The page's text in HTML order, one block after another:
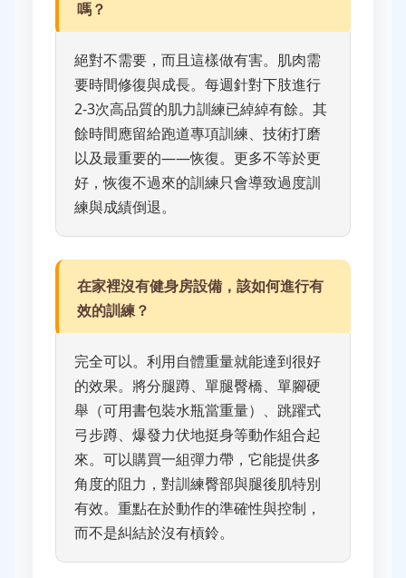
嗎？
絕對不需要，而且這樣做有害。肌肉需
要時間修復與成長。每週針對下肢進行
2-3次高品質的肌力訓練已綽綽有餘。其
餘時間應留給跑道專項訓練、技術打磨
以及最重要的——恢復。更多不等於更
好，恢復不過來的訓練只會導致過度訓
練與成績倒退。
在家裡沒有健身房設備，該如何進行有
效的訓練？
完全可以。利用自體重量就能達到很好
的效果。將分腿蹲、單腿臀橋、單腳硬
舉（可用書包裝水瓶當重量）、跳躍式
弓步蹲、爆發力伏地挺身等動作組合起
來。可以購買一組彈力帶，它能提供多
角度的阻力，對訓練臀部與腿後肌特別
有效。重點在於動作的準確性與控制，
而不是糾結於沒有槓鈴。